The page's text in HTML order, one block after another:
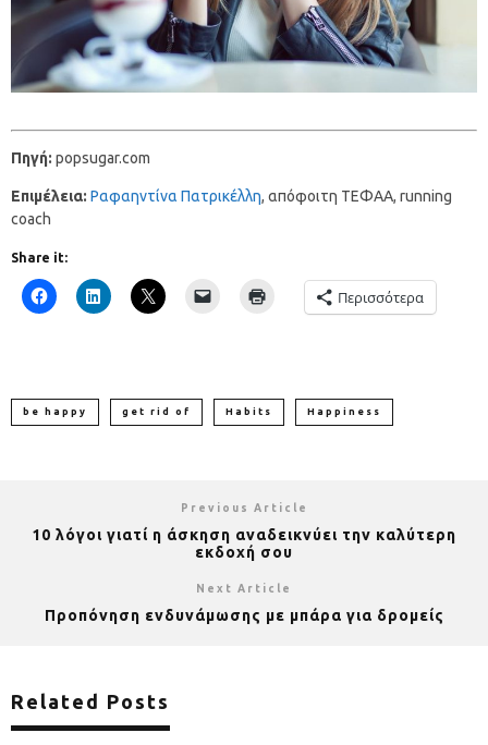
Πηγή: popsugar.com
Eπιμέλεια: Ραφαηντίνα Πατρικέλλη, απόφοιτη ΤΕΦΑΑ, running
coach
Share it:
Περισσότερα
be happy get rid of Habits Happiness
Previous Article
10 λόγοι γιατί η άσκηση αναδεικνύει την καλύτερη
εκδοχή σου
Next Article
Προπόνηση ενδυνάμωσης με μπάρα για δρομείς
Related Posts